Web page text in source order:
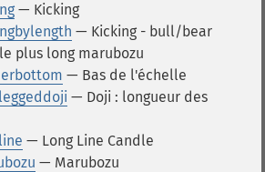
— Kicking
— Kicking - bull/bear
plus long marubozu
— Bas de l'échelle
— Doji : longueur des
— Long Line Candle
— Marubozu